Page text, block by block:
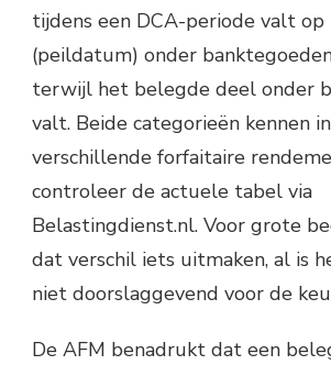
tijdens een DCA-periode valt op
(peildatum) onder
terwijl het belegde deel onder
valt. Beide categorieën kennen
verschillende forfaitaire
controleer de actuele tabel via
Belastingdienst.nl. Voor grote
dat verschil iets uitmaken, al is
niet doorslaggevend voor de
De AFM benadrukt dat een